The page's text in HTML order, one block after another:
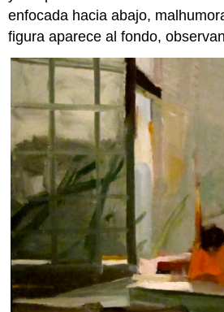
enfocada hacia abajo,
figura aparece al fondo,